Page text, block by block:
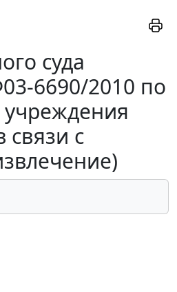
суда
6690/2010 по
учреждения
с